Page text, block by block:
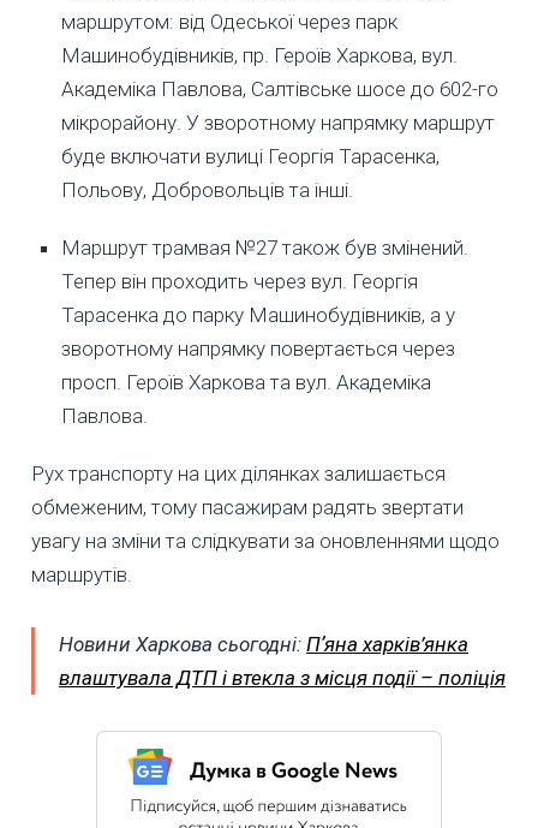
маршрутом: від Одеської через парк
Машинобудівників, пр. Героїв Харкова, вул.
Академіка Павлова, Салтівське шосе до 602-го
мікрорайону. У зворотному напрямку маршрут
буде включати вулиці Георгія Тарасенка,
Польову, Добровольців та інші.
Маршрут трамвая №27 також був змінений.
Тепер він проходить через вул. Георгія
Тарасенка до парку Машинобудівників, а у
зворотному напрямку повертається через
просп. Героїв Харкова та вул. Академіка
Павлова.
Рух транспорту на цих ділянках залишається
обмеженим, тому пасажирам радять звертати
увагу на зміни та слідкувати за оновленнями щодо
маршрутів.
Новини Харкова сьогодні: Пʼяна харків’янка
влаштувала ДТП і втекла з місця події – поліція